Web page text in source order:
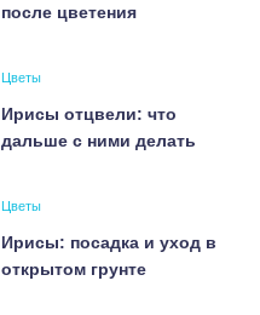
после цветения
Цветы
Ирисы отцвели: что
дальше с ними делать
Цветы
Ирисы: посадка и уход в
открытом грунте